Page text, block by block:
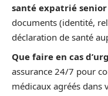
santé expatrié senior
documents (identité,
déclaration de santé
Que faire en cas
assurance 24/7 pour
médicaux agréés dans